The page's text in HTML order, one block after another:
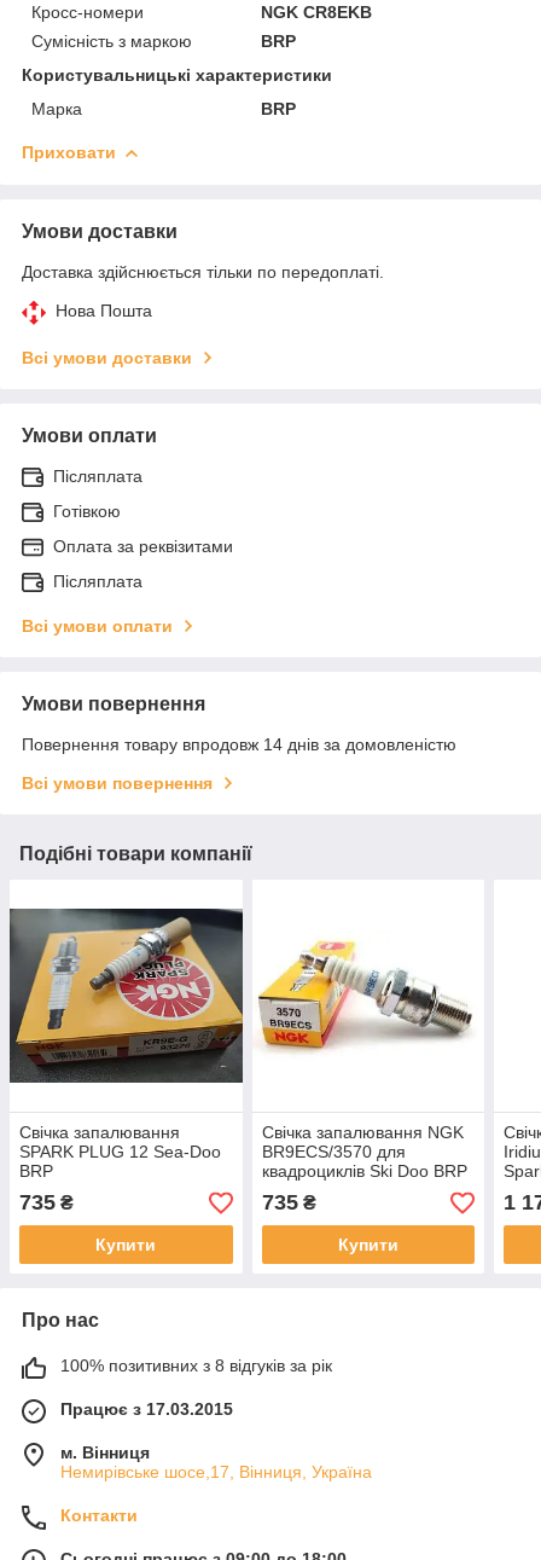
Кросс-номери
NGK CR8EKB
Сумісність з маркою
BRP
Користувальницькі характеристики
Марка
BRP
Приховати
Умови доставки
Доставка здійснюється тільки по передоплаті.
Нова Пошта
Всі умови доставки
Умови оплати
Післяплата
Готівкою
Оплата за реквізитами
Післяплата
Всі умови оплати
Умови повернення
Повернення товару впродовж 14 днів за домовленістю
Всі умови повернення
Подібні товари компанії
Свічка запалювання
SPARK PLUG 12 Sea-Doo
BRP
735 ₴
Купити
Свічка запалювання NGK
BR9ECS/3570 для
квадроциклів Ski Doo BRP
735₴
Купити
1
Про нас
100% позитивних з 8 відгуків за рік
Працює з 17.03.2015
м. Вінниця
Немирівське шосе,17, Вінниця, Україна
Контакти